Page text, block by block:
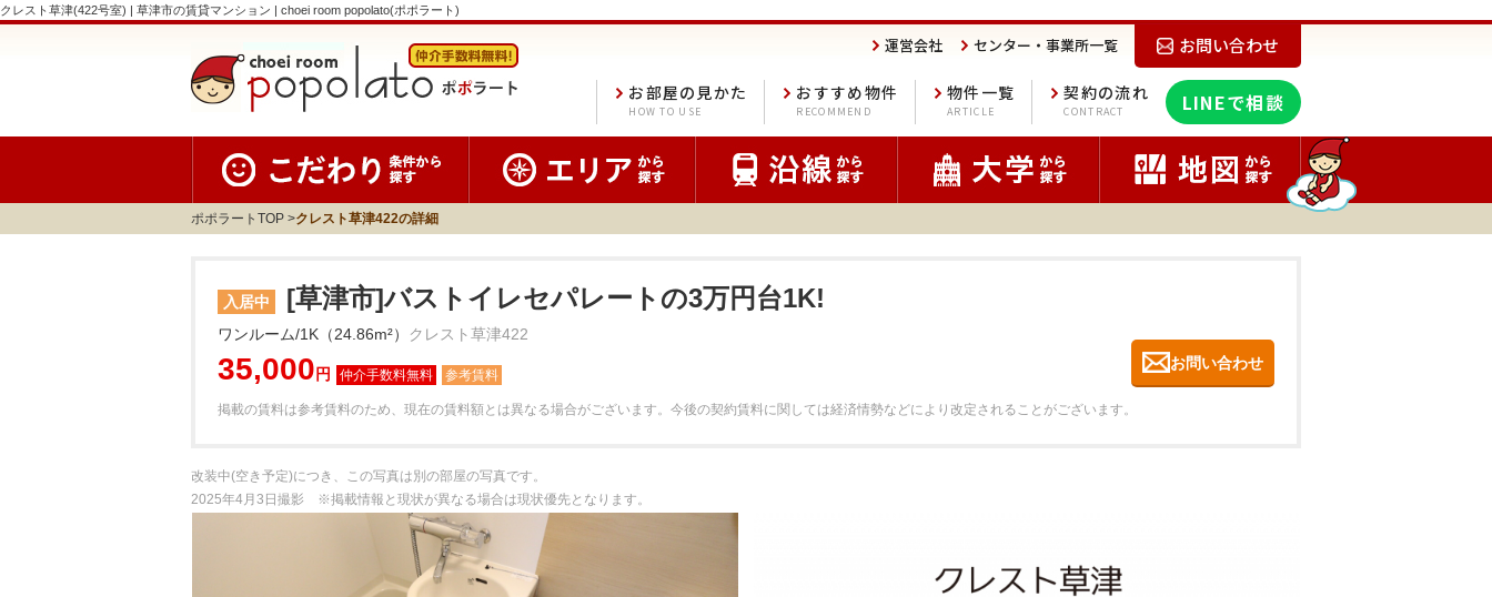
クレスト草津(422号室) | 草津市の賃貸マンション | choei room popolato(ポポラート)
お問い合わせ
センター・事業所一覧
運営会社
LINEで相談
契約の流れ
CONTRACT
物件一覧
ARTICLE
おすすめ物件
RECOMMEND
お部屋の見かた
HOW TO USE
ポポラートTOP クレスト草津422の詳細
入居中 [草津市]バストイレセパレートの3万円台1K!
ワンルーム/1K（24.86m²） クレスト草津422
35,000 円 参考賃料
お問い合わせ
掲載の賃料は参考賃料のため、現在の賃料額とは異なる場合がございます。 今後の契約賃料に関しては経済情勢などにより改定されることがございます。
改装中(空き予定)につき、この写真は別の部屋の写真です。
2025年4月3日撮影 ※掲載情報と現状が異なる場合は現状優先となります。